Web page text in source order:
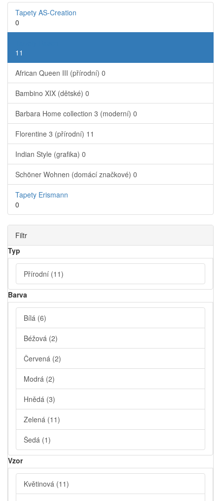
Tapety AS-Creation
0
11
African Queen III (přírodní) 0
Bambino XIX (dětské) 0
Barbara Home collection 3 (moderní) 0
Florentine 3 (přírodní) 11
Indian Style (grafika) 0
Schöner Wohnen (domácí značkové) 0
Tapety Erismann
0
Filtr
Typ
Přírodní (11)
Barva
Bílá (6)
Béžová (2)
Červená (2)
Modrá (2)
Hnědá (3)
Zelená (11)
Šedá (1)
Vzor
Květinová (11)